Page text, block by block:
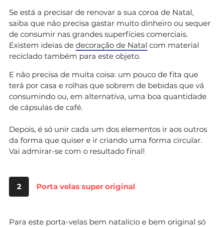
Se está a precisar de renovar a sua coroa de Natal,
saiba que não precisa gastar muito dinheiro ou sequer
de consumir nas grandes superfícies comerciais.
Existem ideias de decoração de Natal com material
reciclado também para este objeto.
E não precisa de muita coisa: um pouco de fita que
terá por casa e rolhas que sobrem de bebidas que vá
consumindo ou, em alternativa, uma boa quantidade
de cápsulas de café.
Depois, é só unir cada um dos elementos ir aos outros
da forma que quiser e ir criando uma forma circular.
Vai admirar-se com o resultado final!
2 Porta velas super original
Para este porta-velas bem natalício e bem original só